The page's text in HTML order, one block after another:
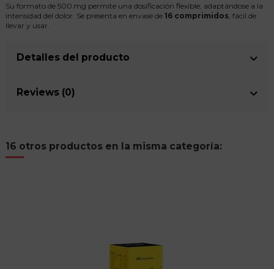
Su formato de 500 mg permite una dosificación flexible, adaptándose a la
intensidad del dolor. Se presenta en envase de 16 comprimidos , fácil de
llevar y usar.
Detalles del producto
Reviews (0)
16 otros productos en la misma categoría: